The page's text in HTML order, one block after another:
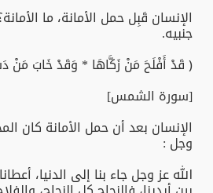
الإنسان قَبِل حمل الأمانة، ما
جنبيه.
﴿ قَدْ أَفْلَحَ مَنْ زَكَّاهَا * وَقَدْ خَابَ مَنْ
[سورة الشمس]
الإنسان بعد أن حمل الأمانة كان
وجل :
الله عز وجل جاء بنا إلى الدنيا،